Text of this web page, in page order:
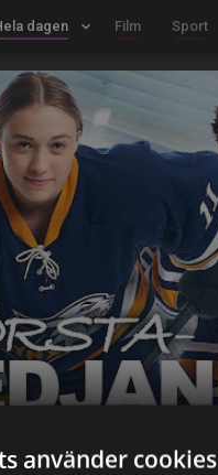
dagen keyboard_arrow_down Film Sport
använder cookies